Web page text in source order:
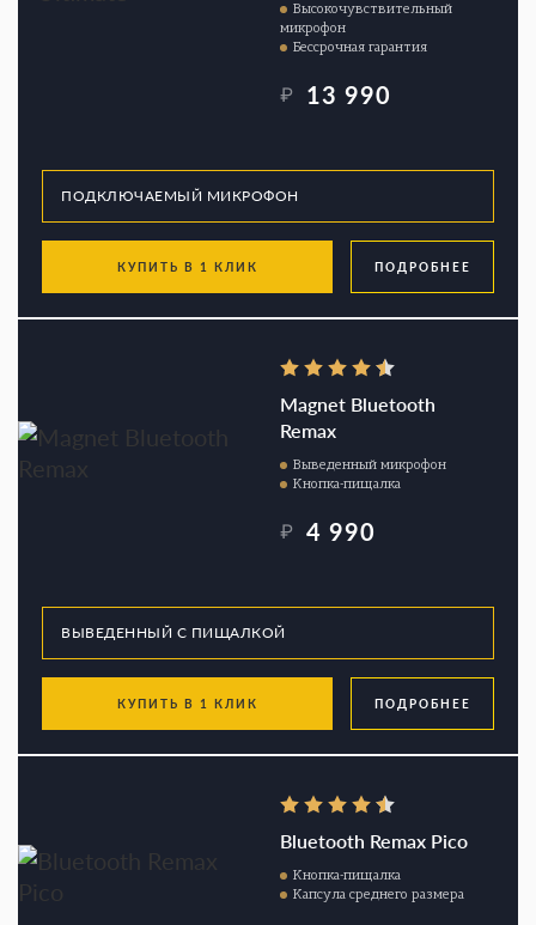
Высокочувствительный
микрофон
Бессрочная гарантия
₽ 13 990
КУПИТЬ В 1 КЛИК ПОДРОБНЕЕ
Magnet Bluetooth
Remax
Выведенный микрофон
Кнопка-пищалка
₽ 4 990
КУПИТЬ В 1 КЛИК ПОДРОБНЕЕ
Bluetooth Remax Pico
Кнопка-пищалка
Капсула среднего размера